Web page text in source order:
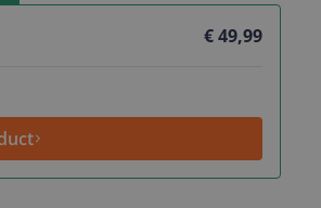
€ 49,99